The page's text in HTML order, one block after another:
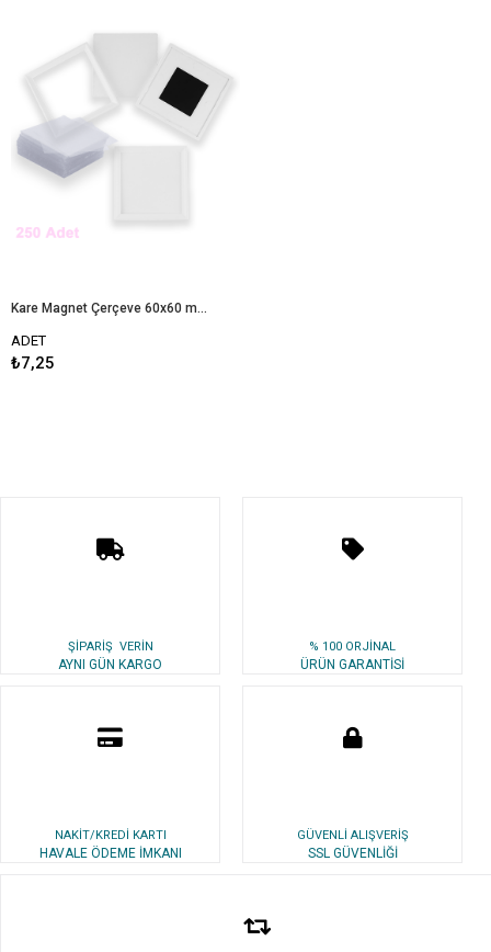
Kare Magnet Çerçeve 60x60 mm - 250 Adet
ADET
₺7,25
ŞİPARİŞ VERİN
AYNI GÜN KARGO
% 100 ORJİNAL
ÜRÜN GARANTİSİ
NAKİT/KREDİ KARTI
HAVALE ÖDEME İMKANI
GÜVENLİ ALIŞVERİŞ
SSL GÜVENLİĞİ